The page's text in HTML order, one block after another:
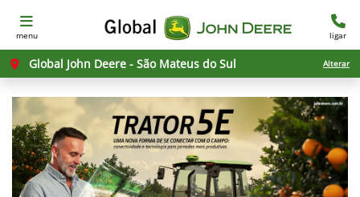
menu ligar
Global John Deere - São Mateus do Sul Alterar